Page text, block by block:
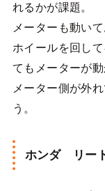
れるかが課題。
メーターも動いて
ホイールを回し
てもメーターが動
メーター側が外
う。
ホンダ リー